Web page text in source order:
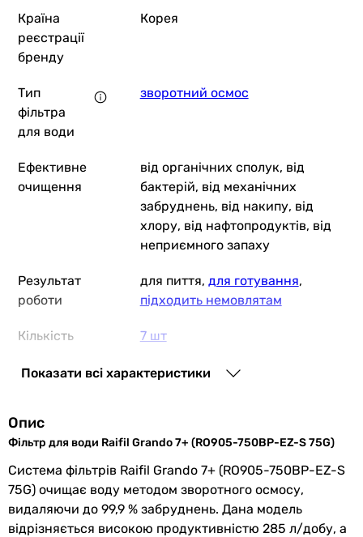
Країна
реєстрації
бренду
Корея
Тип
фільтра
для води
зворотний осмос
Ефективне
очищення
від органічних сполук, від
бактерій, від механічних
забруднень, від накипу, від
хлору, від нафтопродуктів, від
неприємного запаху
Результат
роботи
для пиття, для готування,
підходить немовлятам
Кількість
7 шт
Тиск min,max
Тип крану без крана
Виробництво
мембрани
Корея
Показати всі характеристики
Опис
Фільтр для води Raifil Grando 7+ (RO905-750BP-EZ-S 75G)
Система фільтрів Raifil Grando 7+ (RO905-750BP-EZ-S
75G) очищає воду методом зворотного осмосу,
видаляючи до 99,9 % забруднень. Дана модель
відрізняється високою продуктивністю 285 л/добу, а